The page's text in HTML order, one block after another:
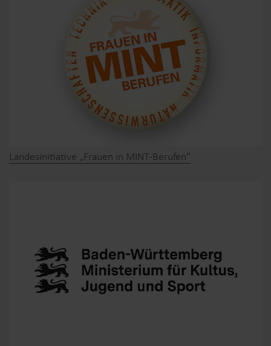
Landesinitiative „Frauen in MINT-Berufen”